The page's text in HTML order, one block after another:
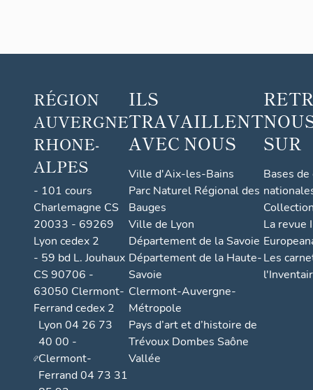
RÉGION
AUVERGNE
RHONE-
ALPES
- 101 cours
Charlemagne CS
20033 - 69269
Lyon cedex 2
- 59 bd L. Jouhaux
CS 90706 -
63050 Clermont-
Ferrand cedex 2
Lyon 04 26 73
40 00 -
Clermont-
Ferrand 04 73 31
ILS
TRAVAILLENT
AVEC NOUS
Ville d'Aix-les-Bains
Parc Naturel Régional des
Bauges
Ville de Lyon
Département de la Savoie
Département de la Haute-
Savoie
Clermont-Auvergne-
Métropole
Pays d’art et d’histoire de
Trévoux Dombes Saône
Vallée
SUR
Bases
La revue
Les